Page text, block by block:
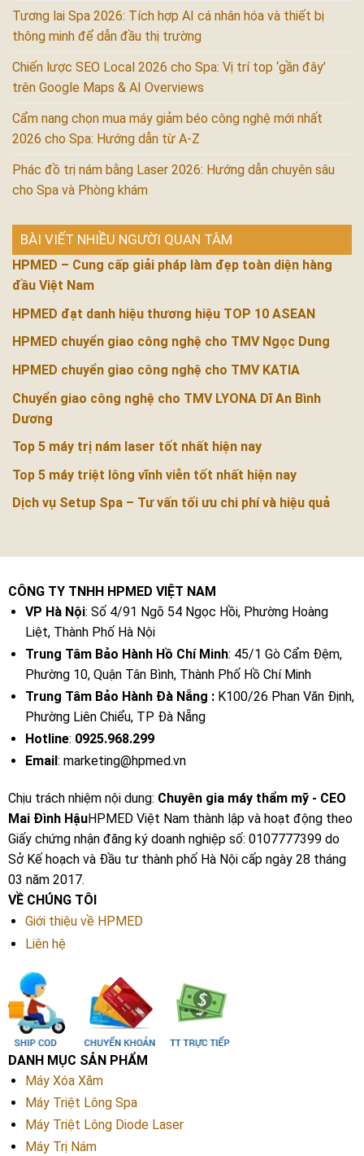
Tương lai Spa 2026: Tích hợp AI cá nhân hóa và thiết bị
thông minh để dẫn đầu thị trường
Chiến lược SEO Local 2026 cho Spa: Vị trí top ‘gần đây’
trên Google Maps & AI Overviews
Cẩm nang chọn mua máy giảm béo công nghệ mới nhất
2026 cho Spa: Hướng dẫn từ A-Z
Phác đồ trị nám bằng Laser 2026: Hướng dẫn chuyên sâu
cho Spa và Phòng khám
BÀI VIẾT NHIỀU NGƯỜI QUAN TÂM
HPMED – Cung cấp giải pháp làm đẹp toàn diện hàng
đầu Việt Nam
HPMED đạt danh hiệu thương hiệu TOP 10 ASEAN
HPMED chuyển giao công nghệ cho TMV Ngọc Dung
HPMED chuyển giao công nghệ cho TMV KATIA
Chuyển giao công nghệ cho TMV LYONA Dĩ An Bình
Dương
Top 5 máy trị nám laser tốt nhất hiện nay
Top 5 máy triệt lông vĩnh viễn tốt nhất hiện nay
Dịch vụ Setup Spa – Tư vấn tối ưu chi phí và hiệu quả
CÔNG TY TNHH HPMED VIỆT NAM
VP Hà Nội: Số 4/91 Ngõ 54 Ngọc Hồi, Phường Hoàng
Liệt, Thành Phố Hà Nội
Trung Tâm Bảo Hành Hồ Chí Minh: 45/1 Gò Cẩm Đệm,
Phường 10, Quận Tân Bình, Thành Phố Hồ Chí Minh
Trung Tâm Bảo Hành Đà Nẵng :K100/26 Phan Văn Định,
Phường Liên Chiểu, TP Đà Nẵng
Hotline: 0925.968.299
Email : marketing@hpmed.vn
Chịu trách nhiệm nội dung: Chuyên gia máy thẩm mỹ - CEO
Mai Đình HậuHPMED Việt Nam thành lập và hoạt động theo
Giấy chứng nhận đăng ký doanh nghiệp số: 0107777399 do
Sở Kế hoạch và Đầu tư thành phố Hà Nội cấp ngày 28 tháng
03 năm 2017.
VỀ CHÚNG TÔI
Giới thiệu về HPMED
Liên hệ
DANH MỤC SẢN PHẨM
Máy Xóa Xăm
Máy Triệt Lông Spa
Máy Triệt Lông Diode Laser
Máy Trị Nám